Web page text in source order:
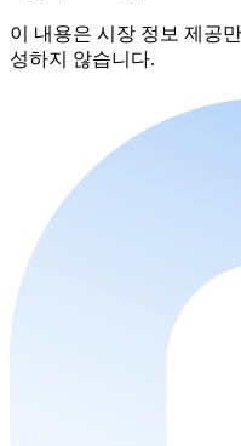
이 내용은 시장 정보 제공
성하지 않습니다.